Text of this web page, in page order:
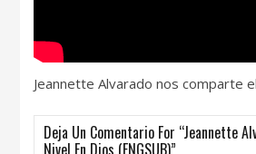
Jeannette Alvarado nos comparte
Deja Un Comentario For “Jeannette
Nivel En Dios (ENGSUB)”